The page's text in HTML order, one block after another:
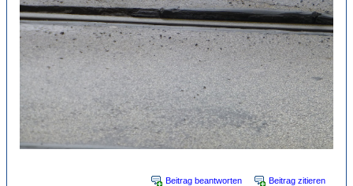
Beitrag beantworten Beitrag zitieren